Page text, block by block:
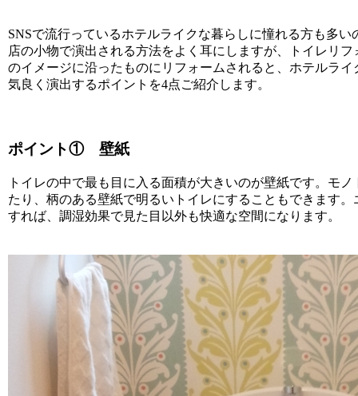
SNSで流行っているホテルライクな暮らしに憧れる方も多
店の小物で演出される方法をよく耳にしますが、トイレリ
のイメージに沿ったものにリフォームされると、ホテルラ
気良く演出するポイントを4点ご紹介します。
ポイント① 壁紙
トイレの中で最も目に入る面積が大きいのが壁紙です。モ
たり、柄のある壁紙で明るいトイレにすることもできます
すれば、調湿効果で見た目以外も快適な空間になります。